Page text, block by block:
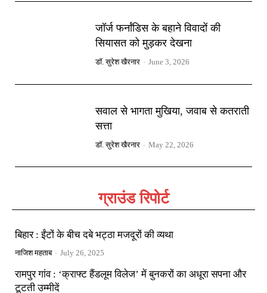
जॉर्ज फर्नांडिस के बहाने विवादों की
सियासत को मुड़कर देखना
डॉ. सुरेश खैरनार - June 3, 2026
सवाल से भागता मुखिया, जवाब से कतराती
सत्ता
डॉ. सुरेश खैरनार - May 22, 2026
ग्राउंड रिपोर्ट
बिहार : ईंटों के बीच दबे भट्ठा मजदूरों की व्यथा
नाजिश महताब - July 26, 2025
रामपुर गांव : ‘क्राफ्ट हैंडलूम विलेज’ में बुनकरों का अधूरा सपना और
टूटती उम्मीदें